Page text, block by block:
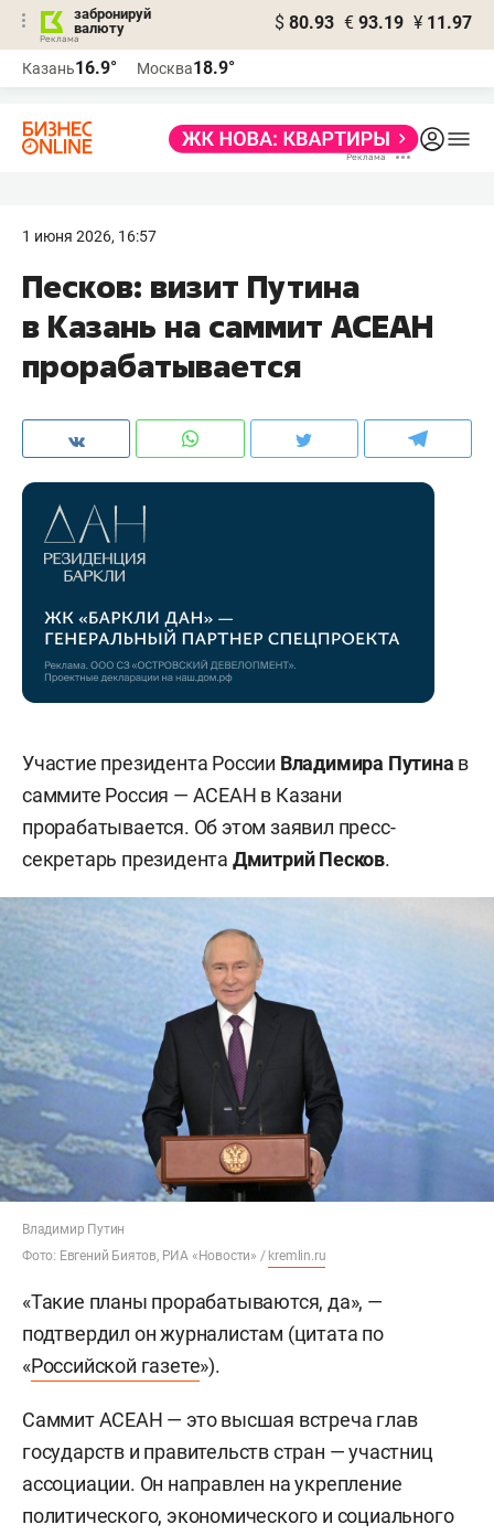
забронируй
валюту
$ 80.93 € 93.19 ¥ 11.97
Казань16.9° Москва18.9°
1 июня 2026, 16:57
Песков: визит Путина
в Казань на саммит АСЕАН
прорабатывается
Участие президента России Владимира Путина в
саммите Россия — АСЕАН в Казани
прорабатывается. Об этом заявил пресс-
секретарь президента Дмитрий Песков.
Владимир Путин
Фото: Евгений Биятов, РИА «Новости» / kremlin.ru
«Такие планы прорабатываются, да», —
подтвердил он журналистам (цитата по
«Российской газете»).
Саммит АСЕАН — это высшая встреча глав
государств и правительств стран — участниц
ассоциации. Он направлен на укрепление
политического, экономического и социального